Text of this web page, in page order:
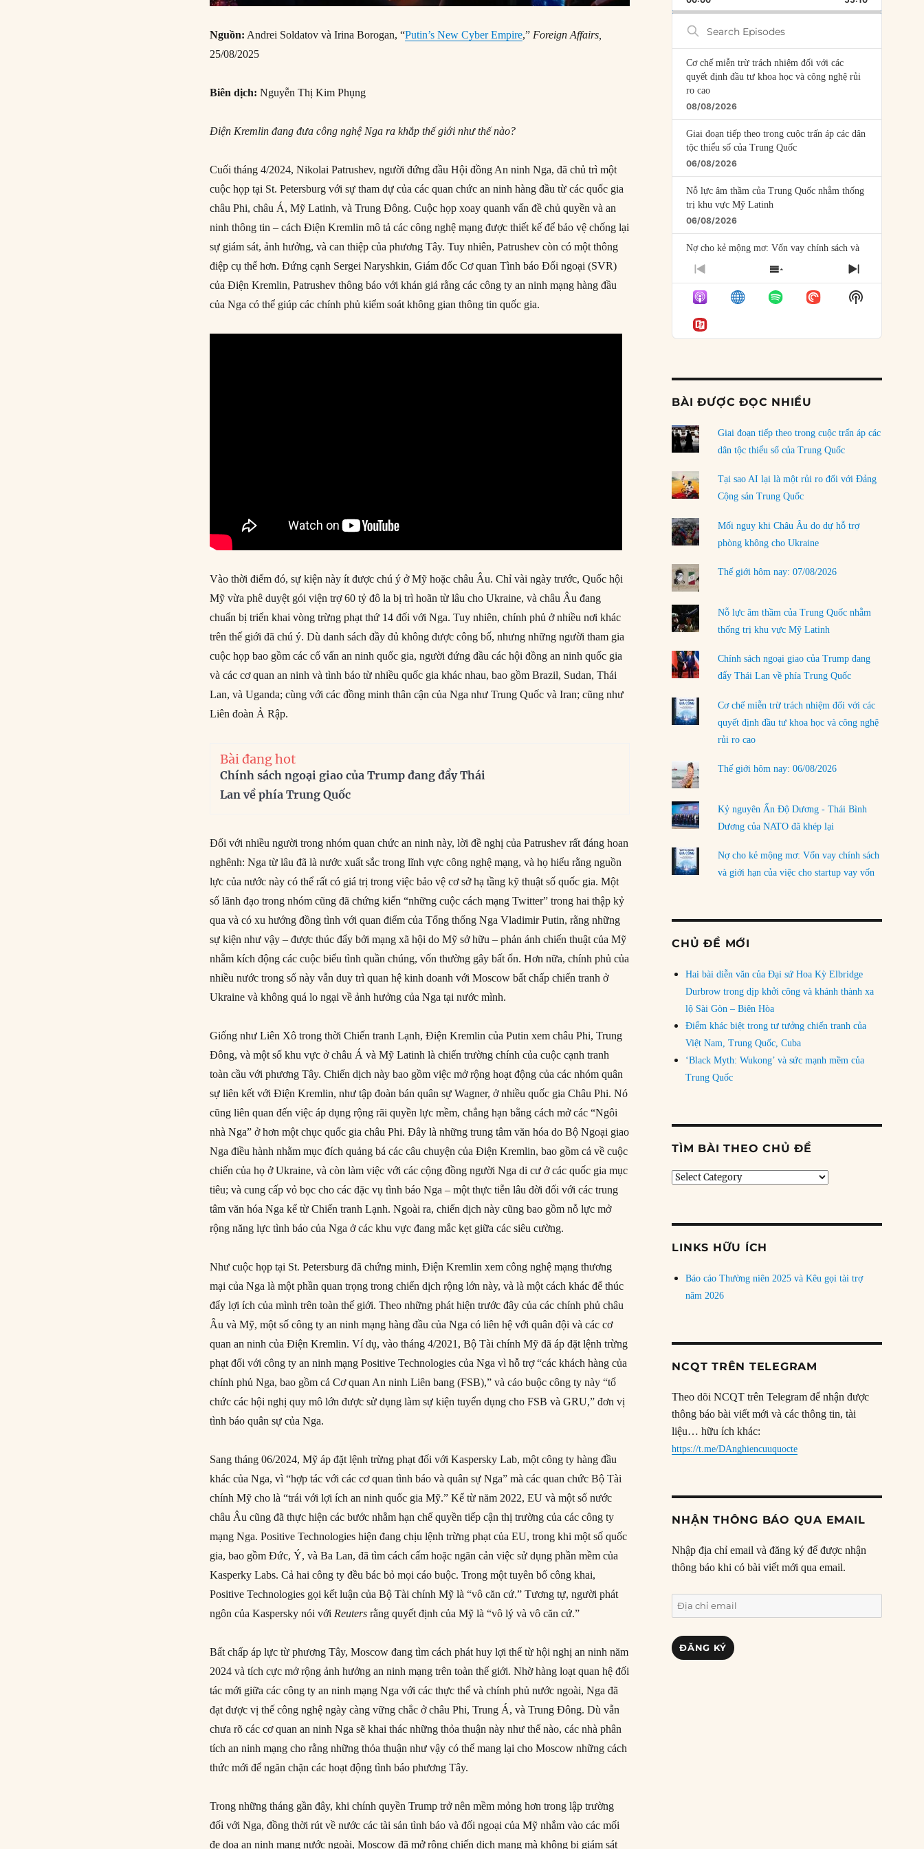
Nguồn: Andrei Soldatov và Irina Borogan, “Putin’s New Cyber Empire,” Foreign Affairs,
25/08/2025
Biên dịch: Nguyễn Thị Kim Phụng
Điện Kremlin đang đưa công nghệ Nga ra khắp thế giới như thế nào?
Cuối tháng 4/2024, Nikolai Patrushev, người đứng đầu Hội đồng An ninh Nga, đã chủ trì một
cuộc họp tại St. Petersburg với sự tham dự của các quan chức an ninh hàng đầu từ các quốc gia
châu Phi, châu Á, Mỹ Latinh, và Trung Đông. Cuộc họp xoay quanh vấn đề chủ quyền và an
ninh thông tin – cách Điện Kremlin mô tả các công nghệ mạng được thiết kế để bảo vệ chống lại
sự giám sát, ảnh hưởng, và can thiệp của phương Tây. Tuy nhiên, Patrushev còn có một thông
điệp cụ thể hơn. Đứng cạnh Sergei Naryshkin, Giám đốc Cơ quan Tình báo Đối ngoại (SVR)
của Điện Kremlin, Patrushev thông báo với khán giả rằng các công ty an ninh mạng hàng đầu
của Nga có thể giúp các chính phủ kiểm soát không gian thông tin quốc gia.
Vào thời điểm đó, sự kiện này ít được chú ý ở Mỹ hoặc châu Âu. Chỉ vài ngày trước, Quốc hội
Mỹ vừa phê duyệt gói viện trợ 60 tỷ đô la bị trì hoãn từ lâu cho Ukraine, và châu Âu đang
chuẩn bị triển khai vòng trừng phạt thứ 14 đối với Nga. Tuy nhiên, chính phủ ở nhiều nơi khác
trên thế giới đã chú ý. Dù danh sách đầy đủ không được công bố, nhưng những người tham gia
cuộc họp bao gồm các cố vấn an ninh quốc gia, người đứng đầu các hội đồng an ninh quốc gia
và các cơ quan an ninh và tình báo từ nhiều quốc gia khác nhau, bao gồm Brazil, Sudan, Thái
Lan, và Uganda; cùng với các đồng minh thân cận của Nga như Trung Quốc và Iran; cũng như
Liên đoàn Ả Rập.
Bài đang hot
Chính sách ngoại giao của Trump đang đẩy Thái
Lan về phía Trung Quốc
Đối với nhiều người trong nhóm quan chức an ninh này, lời đề nghị của Patrushev rất đáng hoan
nghênh: Nga từ lâu đã là nước xuất sắc trong lĩnh vực công nghệ mạng, và họ hiểu rằng nguồn
lực của nước này có thể rất có giá trị trong việc bảo vệ cơ sở hạ tầng kỹ thuật số quốc gia. Một
số lãnh đạo trong nhóm cũng đã chứng kiến “những cuộc cách mạng Twitter” trong hai thập kỷ
qua và có xu hướng đồng tình với quan điểm của Tổng thống Nga Vladimir Putin, rằng những
sự kiện như vậy – được thúc đẩy bởi mạng xã hội do Mỹ sở hữu – phản ánh chiến thuật của Mỹ
nhằm kích động các cuộc biểu tình quần chúng, vốn thường gây bất ổn. Hơn nữa, chính phủ của
nhiều nước trong số này vẫn duy trì quan hệ kinh doanh với Moscow bất chấp chiến tranh ở
Ukraine và không quá lo ngại về ảnh hưởng của Nga tại nước mình.
Giống như Liên Xô trong thời Chiến tranh Lạnh, Điện Kremlin của Putin xem châu Phi, Trung
Đông, và một số khu vực ở châu Á và Mỹ Latinh là chiến trường chính của cuộc cạnh tranh
toàn cầu với phương Tây. Chiến dịch này bao gồm việc mở rộng hoạt động của các nhóm quân
sự liên kết với Điện Kremlin, như tập đoàn bán quân sự Wagner, ở nhiều quốc gia Châu Phi. Nó
cũng liên quan đến việc áp dụng rộng rãi quyền lực mềm, chẳng hạn bằng cách mở các “Ngôi
nhà Nga” ở hơn một chục quốc gia châu Phi. Đây là những trung tâm văn hóa do Bộ Ngoại giao
Nga điều hành nhằm mục đích quảng bá các câu chuyện của Điện Kremlin, bao gồm cả về cuộc
chiến của họ ở Ukraine, và còn làm việc với các cộng đồng người Nga di cư ở các quốc gia mục
tiêu; và cung cấp vỏ bọc cho các đặc vụ tình báo Nga – một thực tiễn lâu đời đối với các trung
tâm văn hóa Nga kể từ Chiến tranh Lạnh. Ngoài ra, chiến dịch này cũng bao gồm nỗ lực mở
rộng năng lực tình báo của Nga ở các khu vực đang mắc kẹt giữa các siêu cường.
Như cuộc họp tại St. Petersburg đã chứng minh, Điện Kremlin xem công nghệ mạng thương
mại của Nga là một phần quan trọng trong chiến dịch rộng lớn này, và là một cách khác để thúc
đẩy lợi ích của mình trên toàn thế giới. Theo những phát hiện trước đây của các chính phủ châu
Âu và Mỹ, một số công ty an ninh mạng hàng đầu của Nga có liên hệ với quân đội và các cơ
quan an ninh của Điện Kremlin. Ví dụ, vào tháng 4/2021, Bộ Tài chính Mỹ đã áp đặt lệnh trừng
phạt đối với công ty an ninh mạng Positive Technologies của Nga vì hỗ trợ “các khách hàng của
chính phủ Nga, bao gồm cả Cơ quan An ninh Liên bang (FSB),” và cáo buộc công ty này “tổ
chức các hội nghị quy mô lớn được sử dụng làm sự kiện tuyển dụng cho FSB và GRU,” đơn vị
tình báo quân sự của Nga.
Sang tháng 06/2024, Mỹ áp đặt lệnh trừng phạt đối với Kaspersky Lab, một công ty hàng đầu
khác của Nga, vì “hợp tác với các cơ quan tình báo và quân sự Nga” mà các quan chức Bộ Tài
chính Mỹ cho là “trái với lợi ích an ninh quốc gia Mỹ.” Kể từ năm 2022, EU và một số nước
châu Âu cũng đã thực hiện các bước nhằm hạn chế quyền tiếp cận thị trường của các công ty
mạng Nga. Positive Technologies hiện đang chịu lệnh trừng phạt của EU, trong khi một số quốc
gia, bao gồm Đức, Ý, và Ba Lan, đã tìm cách cấm hoặc ngăn cản việc sử dụng phần mềm của
Kasperky Labs. Cả hai công ty đều bác bỏ mọi cáo buộc. Trong một tuyên bố công khai,
Positive Technologies gọi kết luận của Bộ Tài chính Mỹ là “vô căn cứ.” Tương tự, người phát
ngôn của Kaspersky nói với Reutersrằng quyết định của Mỹ là “vô lý và vô căn cứ.”
Bất chấp áp lực từ phương Tây, Moscow đang tìm cách phát huy lợi thế từ hội nghị an ninh năm
2024 và tích cực mở rộng ảnh hưởng an ninh mạng trên toàn thế giới. Nhờ hàng loạt quan hệ đối
tác mới giữa các công ty an ninh mạng Nga với các thực thể và chính phủ nước ngoài, Nga đã
đạt được vị thế công nghệ ngày càng vững chắc ở châu Phi, Trung Á, và Trung Đông. Dù vẫn
chưa rõ các cơ quan an ninh Nga sẽ khai thác những thỏa thuận này như thế nào, các nhà phân
tích an ninh mạng cho rằng những thỏa thuận như vậy có thể mang lại cho Moscow những cách
thức mới để ngăn chặn các hoạt động tình báo phương Tây.
Trong những tháng gần đây, khi chính quyền Trump trở nên mềm mỏng hơn trong lập trường
đối với Nga, đồng thời rút về nước các tài sản tình báo và đối ngoại của Mỹ nhắm vào các mối
đe dọa an ninh mạng nước ngoài, Moscow đã mở rộng chiến dịch mạng mà không bị giám sát
Search
Episodes
Cơ chế miễn trừ trách nhiệm đối với các
quyết định đầu tư khoa học và công nghệ rủi
ro cao
08/08/2026
Giai đoạn tiếp theo trong cuộc trấn áp các dân
tộc thiểu số của Trung Quốc
06/08/2026
Nỗ lực âm thầm của Trung Quốc nhằm thống
trị khu vực Mỹ Latinh
06/08/2026
Nợ cho kẻ mộng mơ: Vốn vay chính sách và
giới hạn của việc cho startup vay vốn
Mỹ Latinh đang trở thành “phòng thí nghiệm”
của phe cánh hữu mới
04/08/2026
Ngoại trưởng Nhật Bản?
Dương
03/08/2026
Đặt cược vào thất bại: Các quỹ đầu tư mạo
hiểm quốc gia và khía cạnh chính trị của vốn
02/08/2026
Làm thế nào để kết thúc Chiến tranh Iran?
01/08/2026
Chiến lược kế tiếp của Bắc Kinh ở Biển Đông
31/07/2026
LOAD MORE
PREVIOUS
EPISODE
SHOW
EPISODES
LIST
NEXT
EPISODE
Show
Podcast
BÀI ĐƯỢC ĐỌC NHIỀU
Giai đoạn tiếp theo trong cuộc trấn áp các
dân tộc thiểu số của Trung Quốc
Tại sao AI lại là một rủi ro đối với Đảng
Cộng sản Trung Quốc
Mối nguy khi Châu Âu do dự hỗ trợ
phòng không cho Ukraine
Thế giới hôm nay: 07/08/2026
Nỗ lực âm thầm của Trung Quốc nhằm
thống trị khu vực Mỹ Latinh
Chính sách ngoại giao của Trump đang
đẩy Thái Lan về phía Trung Quốc
Cơ chế miễn trừ trách nhiệm đối với các
quyết định đầu tư khoa học và công nghệ
rủi ro cao
Thế giới hôm nay: 06/08/2026
Kỷ nguyên Ấn Độ Dương - Thái Bình
Dương của NATO đã khép lại
Nợ cho kẻ mộng mơ: Vốn vay chính sách
và giới hạn của việc cho startup vay vốn
CHỦ ĐỀ MỚI
Hai bài diễn văn của Đại sứ Hoa Kỳ Elbridge
Durbrow trong dịp khởi công và khánh thành xa
lộ Sài Gòn – Biên Hòa
Điểm khác biệt trong tư tưởng chiến tranh của
Việt Nam, Trung Quốc, Cuba
‘Black Myth: Wukong’ và sức mạnh mềm của
Trung Quốc
TÌM BÀI THEO CHỦ ĐỀ
Tìm
LINKS HỮU ÍCH
Báo cáo Thường niên 2025 và Kêu gọi tài trợ
năm 2026
NCQT TRÊN TELEGRAM
Theo dõi NCQT trên Telegram để nhận được
thông báo bài viết mới và các thông tin, tài
liệu… hữu ích khác:
https://t.me/DAnghiencuuquocte
NHẬN THÔNG BÁO QUA EMAIL
Nhập địa chỉ email và đăng ký để được nhận
thông báo khi có bài viết mới qua email.
Địa
chỉ
email
ĐĂNG KÝ